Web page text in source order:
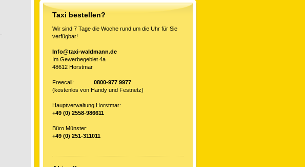
Taxi bestellen?
Wir sind 7 Tage die Woche rund um die Uhr für Sie
verfügbar!
Info@taxi-waldmann.de
Im Gewerbegebiet 4a
48612 Horstmar
Freecall: 0800-977 9977
(kostenlos von Handy und Festnetz)
Hauptverwaltung Horstmar:
+49 (0) 2558-986611
Büro Münster:
+49 (0) 251-311011